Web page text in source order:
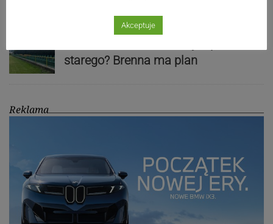
starego? Brenna ma plan
Reklama
Akceptuje